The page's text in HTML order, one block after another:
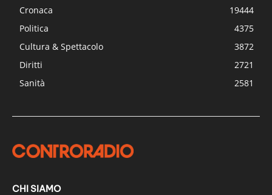
Cronaca
19444
Politica
4375
Cultura & Spettacolo
3872
Diritti
2721
Sanità
2581
CHI SIAMO